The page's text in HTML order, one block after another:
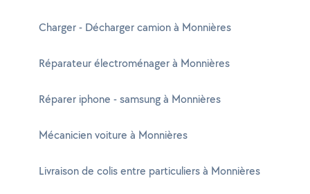
Charger - Décharger camion à Monnières
Réparateur électroménager à Monnières
Réparer iphone - samsung à Monnières
Mécanicien voiture à Monnières
Livraison de colis entre particuliers à Monnières